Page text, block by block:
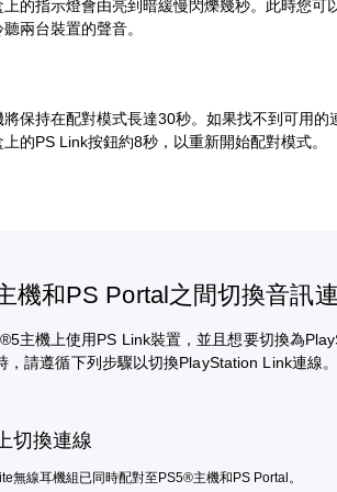
的指示燈會由亮到暗緩慢閃爍幾秒。此時您可
兩台裝置的聲音。
保持在配對模式長達30秒。如果找不到可用的
的PS Link按鈕約8秒，以重新開始配對模式。
機和PS Portal之間切換音訊
主機上使用PS Link裝置，並且想要切換為
，請遵循下列步驟以切換PlayStation Link連線。
切換連線
無線耳機組已同時配對至PS5®主機和PS Portal。